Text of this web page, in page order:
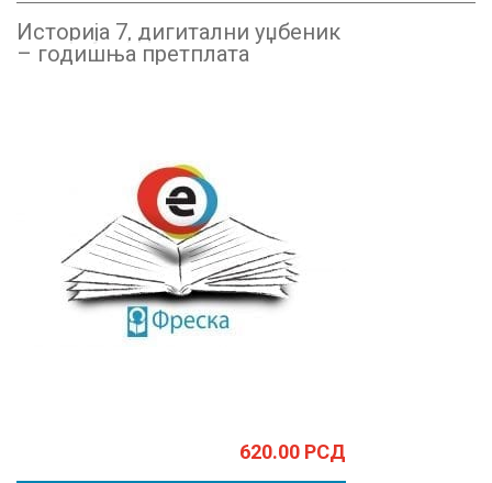
Историја 7, дигитални уџбеник
– годишња претплата
620.00 РСД